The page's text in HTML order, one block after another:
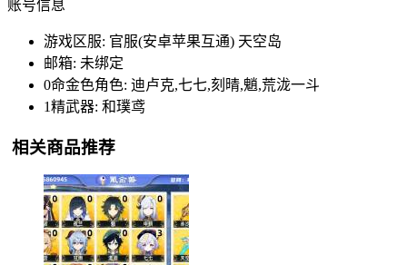
账号信息
游戏区服: 官服(安卓苹果互通) 天空岛
邮箱: 未绑定
0命金色角色: 迪卢克,七七,刻晴,魈,荒泷一斗
1精武器: 和璞鸢
相关商品推荐